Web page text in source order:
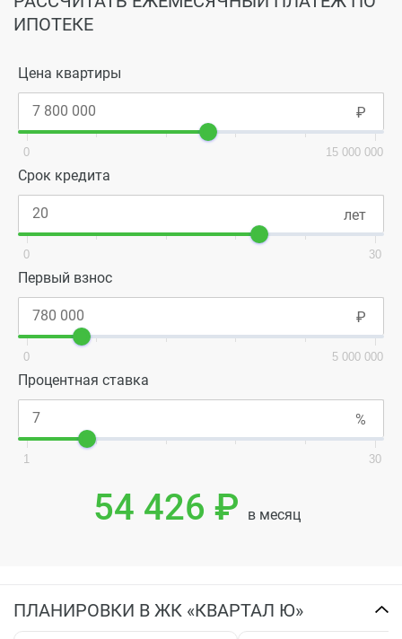
покупателей.
наполненную всем, что необходимо именно тебе:
максимально комфортную планировку, этаж, отделку
и другие преимущества. И к тому же – по лучшей
стартовой цене от застройщика!
ИПОТЕКЕ
Цена квартиры
0 15 000 000
Срок кредита
0 30
Первый взнос
0 5 000 000
Процентная ставка
1 30
54 426 ₽ в месяц
ПЛАНИРОВКИ В ЖК «КВАРТАЛ Ю»